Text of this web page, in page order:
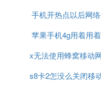
5、如以上原因都排除
2. 高手电脑连wifi无
1、其他电脑连接此
i上不了网。
手机开热点以后网
差的原因
苹果手机4g用着用
没网络了
x无法使用蜂窝移动
设置
s8卡2怎没么关闭移